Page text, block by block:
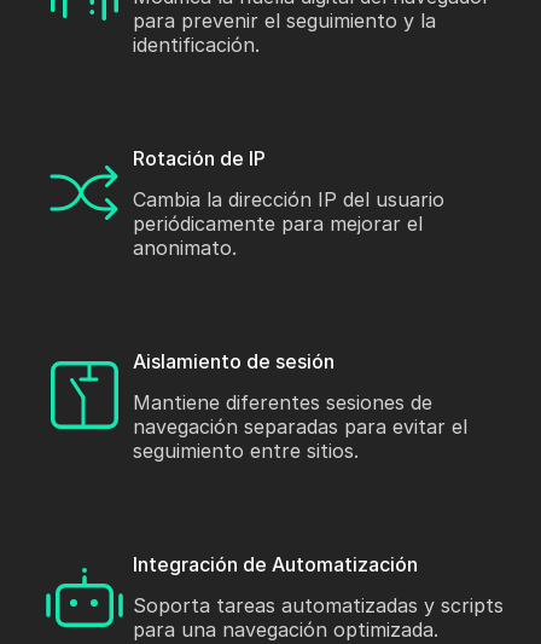
para prevenir el seguimiento y la
identificación.
Rotación de IP
Cambia la dirección IP del usuario
periódicamente para mejorar el
anonimato.
Aislamiento de sesión
Mantiene diferentes sesiones de
navegación separadas para evitar el
seguimiento entre sitios.
Integración de Automatización
Soporta tareas automatizadas y scripts
para una navegación optimizada.